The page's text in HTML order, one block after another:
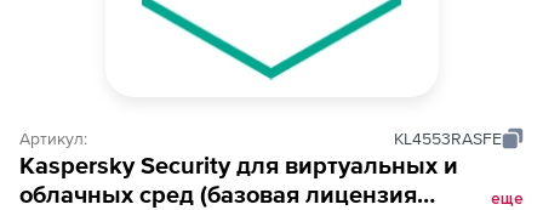
Артикул: KL4553RASFE
Kaspersky Security для виртуальных и
облачных сред (базовая лицензия
еще